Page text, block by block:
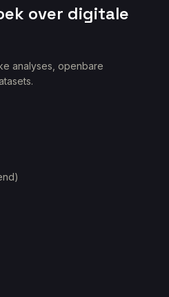
over digitale
analyses, openbare